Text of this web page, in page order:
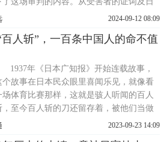
战犯的口供中，谢松山获悉大量日军令人
，谢松山在其诗文集的自序中如此写道：
时父失其子，兄失其
2024-09-12 08:09
人斩”，一百条中国人的命不值
1937年《日本广知报》开始连载故事，
个故事在日本民众眼里喜闻乐见，就像看
场体育比赛那样，这就是骇人听闻的百人
，至今百人斩的刀还留存着，被他们当做
荣的纪念品收藏。这两个日本人，一个叫
2023-09-23 14:09